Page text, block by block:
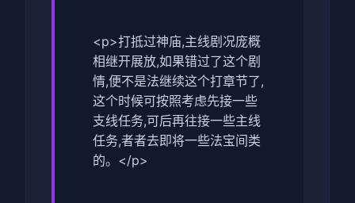
<p>打抵过神庙,主线剧况庞概
相继开展放,如果错过了这个剧
情,便不是法继续这个打章节了,
这个时候可按照考虑先接一些
支线任务,可后再往接一些主线
任务,者者去即将一些法宝间类
的。</p>